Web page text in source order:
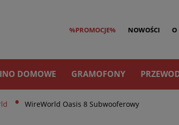
%PROMOCJE% NOWOŚCI O
DOMOWE GRAMOFONY
• WireWorld Oasis 8 Subwooferowy